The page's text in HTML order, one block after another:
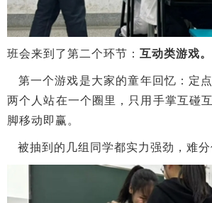
班会来到了第二个环节： 互动类游戏。
第一个游戏是大家的童年回忆：定点
两个人站在一个圈里，只用手掌互碰
脚移动即赢。
被抽到的几组同学都实力强劲，难分